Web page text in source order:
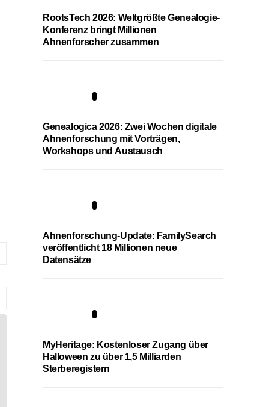
RootsTech 2026: Weltgrößte Genealogie-
Konferenz bringt Millionen
Ahnenforscher zusammen
Genealogica 2026: Zwei Wochen digitale
Ahnenforschung mit Vorträgen,
Workshops und Austausch
Ahnenforschung-Update: FamilySearch
veröffentlicht 18 Millionen neue
Datensätze
MyHeritage: Kostenloser Zugang über
Halloween zu über 1,5 Milliarden
Sterberegistern